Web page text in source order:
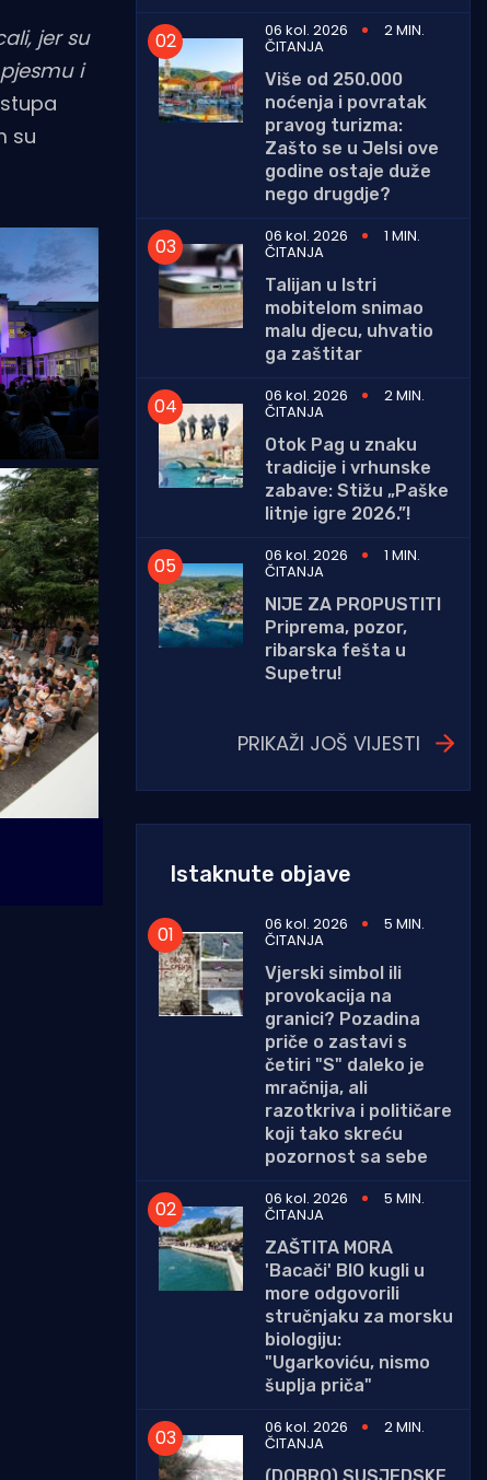
jer su
i
su
06 kol. 2026
2 MIN.
ČITANJA
Više od 250.000
noćenja i povratak
pravog turizma:
Zašto se u Jelsi ove
godine ostaje duže
nego drugdje?
06 kol. 2026
1 MIN.
ČITANJA
Talijan u Istri
mobitelom snimao
malu djecu, uhvatio
ga zaštitar
06 kol. 2026
2 MIN.
ČITANJA
Otok Pag u znaku
tradicije i vrhunske
zabave: Stižu „Paške
litnje igre 2026.”!
06 kol. 2026
1 MIN.
ČITANJA
NIJE ZA PROPUSTITI
Priprema, pozor,
ribarska fešta u
Supetru!
PRIKAŽI JOŠ VIJESTI
Istaknute objave
06 kol. 2026 5 MIN.
ČITANJA
Vjerski simbol ili
provokacija na
granici? Pozadina
priče o zastavi s
četiri "S" daleko je
mračnija, ali
razotkriva i političare
koji tako skreću
pozornost sa sebe
06 kol. 2026
5 MIN.
ČITANJA
ZAŠTITA MORA
'Bacači' BIO kugli u
more odgovorili
stručnjaku za morsku
biologiju:
"Ugarkoviću, nismo
šuplja priča"
06 kol. 2026
2 MIN.
ČITANJA
(DOBRO) SUSJEDSKE